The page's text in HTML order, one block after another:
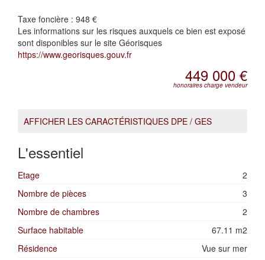
Taxe foncière : 948 €
Les informations sur les risques auxquels ce bien est exposé
sont disponibles sur le site Géorisques
https://www.georisques.gouv.fr
449 000 €
honoraires charge vendeur
AFFICHER LES CARACTÉRISTIQUES DPE / GES
L'essentiel
Etage
2
Nombre de pièces
3
Nombre de chambres
2
Surface habitable
67.11 m2
Résidence
Vue sur mer